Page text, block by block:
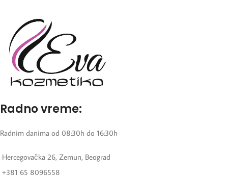
Radno vreme:
Radnim danima od 08:30h do 16:30h
Hercegovačka 26, Zemun, Beograd
+381 65 8096558